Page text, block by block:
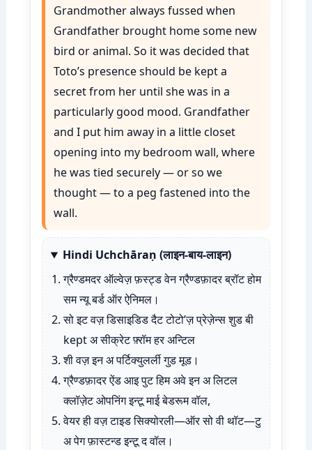
Grandmother always fussed when
Grandfather brought home some new
bird or animal. So it was decided that
Toto’s presence should be kept a
secret from her until she was in a
particularly good mood. Grandfather
and I put him away in a little closet
opening into my bedroom wall, where
he was tied securely — or so we
thought — to a peg fastened into the
wall.
Hindi Uchchāraṇ (लाइन-बाय-लाइन)
ग्रैण्डमदर ऑल्वेज़ फ़स्ट्ड वेन ग्रैण्डफ़ादर ब्रॉट होम
सम न्यू बर्ड ऑर ऐनिमल।
सो इट वज़ डिसाइडिड दैट टोटो’ज़ प्रेज़ेन्स शुड बी
kept अ सीक्रेट फ़्रॉम हर अन्टिल
शी वज़ इन अ पर्टिक्युलर्ली गुड मूड।
ग्रैण्डफ़ादर ऐंड आइ पुट हिम अवे इन अ लिटल
क्लॉज़ेट ओपनिंग इन्टू माई बेडरूम वॉल,
वेयर ही वज़ टाइड सिक्योरली—ऑर सो वी थॉट—टु
अ पेग फ़ास्टन्ड इन्टू द वॉल।